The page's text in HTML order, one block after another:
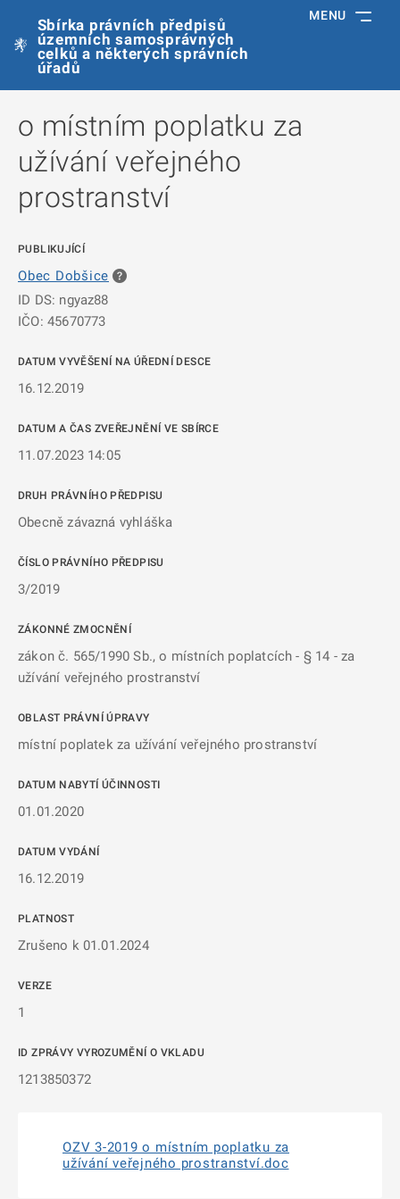
Sbírka právních předpisů
územních samosprávných
celků a některých správních
úřadů
MENU
o místním poplatku za
užívání veřejného
prostranství
PUBLIKUJÍCÍ
Obec Dobšice
ID DS: ngyaz88
IČO: 45670773
DATUM VYVĚŠENÍ NA ÚŘEDNÍ DESCE
16.12.2019
DATUM A ČAS ZVEŘEJNĚNÍ VE SBÍRCE
11.07.2023 14:05
DRUH PRÁVNÍHO PŘEDPISU
Obecně závazná vyhláška
ČÍSLO PRÁVNÍHO PŘEDPISU
3/2019
ZÁKONNÉ ZMOCNĚNÍ
zákon č. 565/1990 Sb., o místních poplatcích - § 14 - za
užívání veřejného prostranství
OBLAST PRÁVNÍ ÚPRAVY
místní poplatek za užívání veřejného prostranství
DATUM NABYTÍ ÚČINNOSTI
01.01.2020
DATUM VYDÁNÍ
16.12.2019
PLATNOST
Zrušeno k 01.01.2024
VERZE
1
ID ZPRÁVY VYROZUMĚNÍ O VKLADU
1213850372
OZV 3-2019 o místním poplatku za
užívání veřejného prostranství.doc